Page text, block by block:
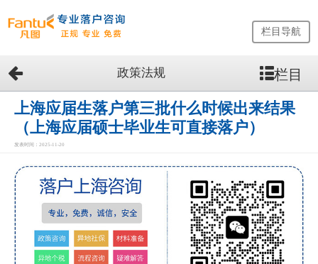
网
站
首
页
留
生
栏目导航
政策法规 栏目
上海应届生落户第三批什么时候出来结果
（上海应届硕士毕业生可直接落户）
发表时间：2025-11-20